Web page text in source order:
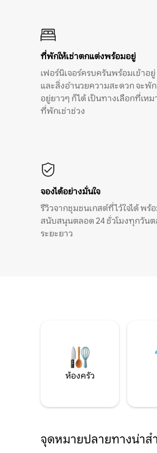
ที่พักให้เช่าตกแต่งพร้อมอยู่
เฟอร์นิเจอร์ครบครันพร้อมเข้าอ
และสิ่งอำนวยความสะดวก จะพั
อยู่ยาวๆ ก็ได้ เป็นทางเลือกที่เห
ที่พักเช่าช่วง
จองได้อย่างมั่นใจ
รีวิวจากชุมชนเกสต์ที่ไว้ใจได้ พร้
สนับสนุนตลอด 24 ชั่วโมงทุกวัน
ระยะยาว
ห้องครัว
จุดหมายปลายทางน่าส